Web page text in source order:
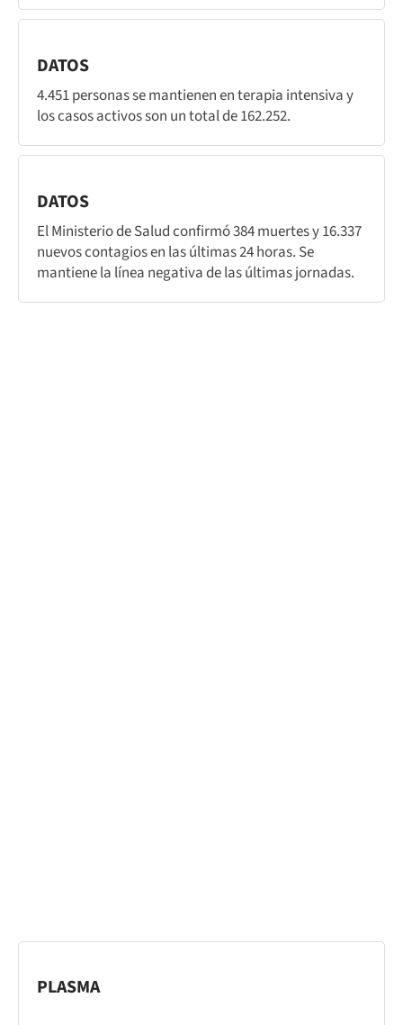
DATOS
4.451 personas se mantienen en terapia intensiva y
los casos activos son un total de 162.252.
DATOS
El Ministerio de Salud confirmó 384 muertes y 16.337
nuevos contagios en las últimas 24 horas. Se
mantiene la línea negativa de las últimas jornadas.
PLASMA